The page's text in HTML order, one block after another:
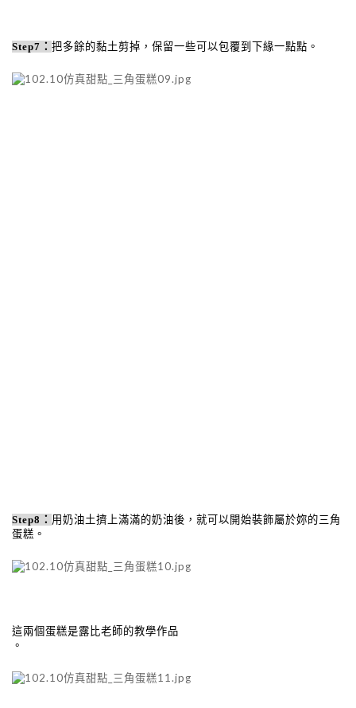
Step7 ： 把多餘的黏土剪掉，保留一些可以包覆到下緣一點點。
Step8 ： 用奶油土擠上滿滿的奶油後，就可以開始裝飾屬於妳的三角
蛋糕。
這兩個蛋糕是露比老師的教學作品
。